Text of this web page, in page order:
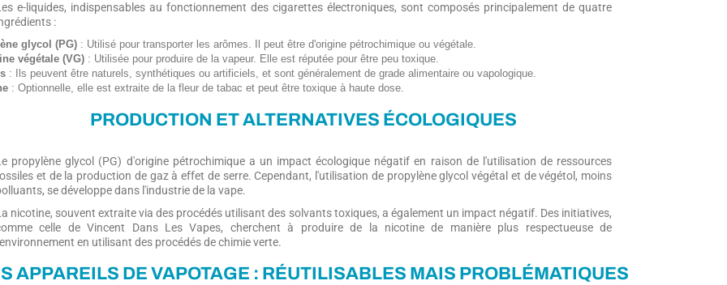
e-liquides, indispensables au fonctionnement des cigarettes électroniques, sont composés principalement de quatre
:
glycol (PG) : Utilisé pour transporter les arômes. Il peut être d'origine pétrochimique ou végétale.
végétale (VG) : Utilisée pour produire de la vapeur. Elle est réputée pour être peu toxique.
: Ils peuvent être naturels, synthétiques ou artificiels, et sont généralement de grade alimentaire ou vapologique.
: Optionnelle, elle est extraite de la fleur de tabac et peut être toxique à haute dose.
PRODUCTION ET ALTERNATIVES ÉCOLOGIQUES
propylène glycol (PG) d'origine pétrochimique a un impact écologique négatif en raison de l'utilisation de ressources
et de la production de gaz à effet de serre. Cependant, l'utilisation de propylène glycol végétal et de végétol, moins
se développe dans l'industrie de la vape.
nicotine, souvent extraite via des procédés utilisant des solvants toxiques, a également un impact négatif. Des initiatives,
celle de Vincent Dans Les Vapes, cherchent à produire de la nicotine de manière plus respectueuse de
en utilisant des procédés de chimie verte.
APPAREILS DE VAPOTAGE : RÉUTILISABLES MAIS PROBLÉMATIQUES